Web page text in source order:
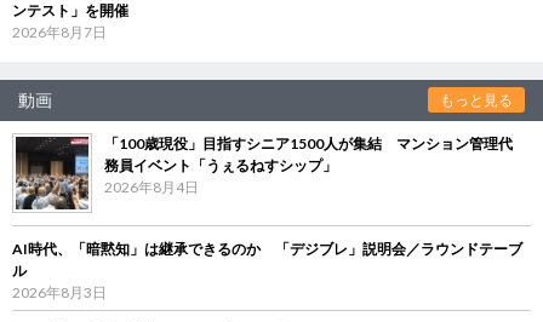
ンテスト」を開催
2026年8月7日
動画 もっと見る
「100歳現役」目指すシニア1500人が集結 マンション管理代
務員イベント「うぇるねすシップ」
2026年8月4日
AI時代、「暗黙知」は継承できるのか 「デジブレ」説明会／ラウンドテーブ
ル
2026年8月3日